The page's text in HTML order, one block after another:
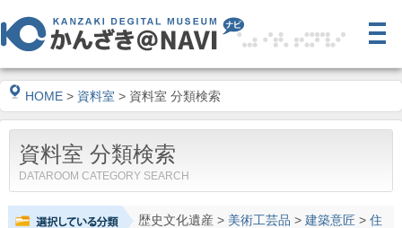
HOME > 資料室 > 資料室 分類検索
資料室 分類検索
DATAROOM CATEGORY SEARCH
歴史文化遺産> 美術工芸品 > 建築意匠 > 住